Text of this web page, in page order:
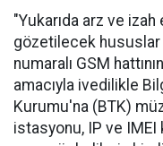
"Yukarıda arz ve
gözetilecek hususlar
numaralı GSM
amacıyla ivedilikle
Kurumu'na (BTK)
istasyonu, IP ve IMEI